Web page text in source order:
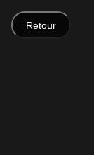
Retour